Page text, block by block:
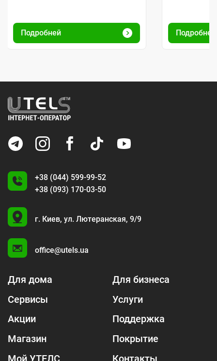
Подробней Подробней
+38 (044) 599-99-52
+38 (093) 170-03-50
U
г. Киев, ул. Лютеранская, 9/9
office@utels.ua
Для дома
Для бизнеса
Сервисы
Услуги
Акции
Поддержка
Магазин
Покрытие
Мой УТЕЛС
Контакты